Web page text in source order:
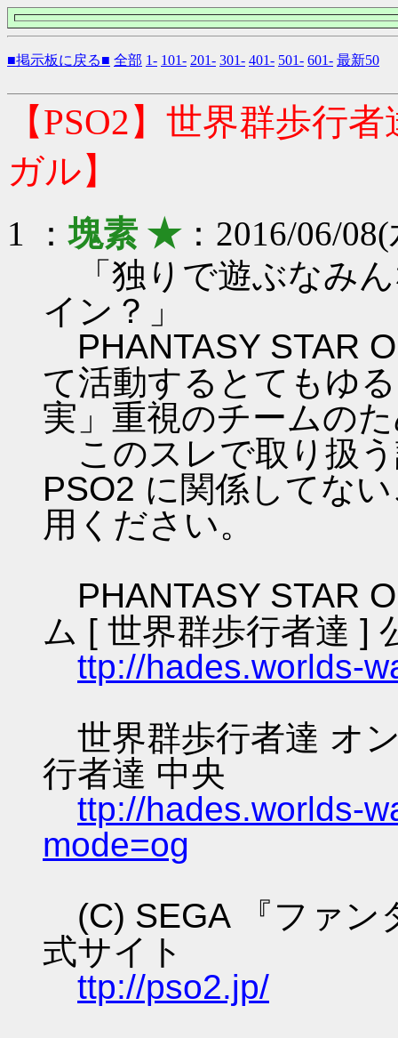
■掲示板に戻る■ 全部 1- 101- 201- 301- 401- 501- 601- 最新50
【PSO2】世界群歩行
ガル】
1 ：塊素 ★：2016/06/
「独りで遊ぶなみ
イン？」
PHANTASY STAR
て活動するとてもゆ
実」重視のチームの
このスレで取り扱
PSO2 に関係してな
用ください。
PHANTASY STAR
ム [ 世界群歩行者達 ]
ttp://hades.worlds-
世界群歩行者達 オ
行者達 中央
ttp://hades.worlds-
mode=og
(C) SEGA 『ファン
式サイト
ttp://pso2.jp/